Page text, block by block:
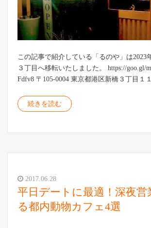
この記事で紹介している「るのや」は2023
３丁目へ移転いたしました。 https://goo.gl/
Fdfv8 〒105-0004 東京都港区新橋３丁目１
続きを読む
2017.06.28
平日デートに最適！深夜営
る都内動物カフェ4選